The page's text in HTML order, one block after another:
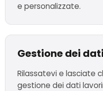
e personalizzate.
Gestione dei
Rilassatevi e lasciate
gestione dei dati